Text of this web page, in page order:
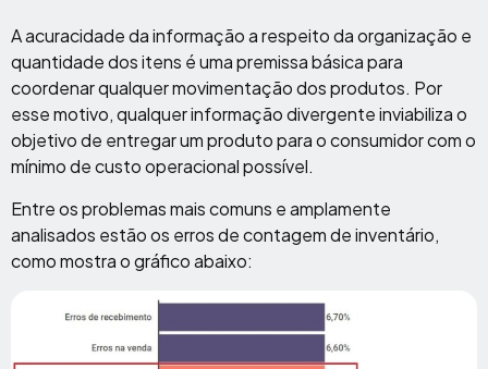
A acuracidade da informação a respeito da organização e
quantidade dos itens é uma premissa básica para
coordenar qualquer movimentação dos produtos. Por
esse motivo, qualquer informação divergente inviabiliza o
objetivo de entregar um produto para o consumidor com o
mínimo de custo operacional possível.
Entre os problemas mais comuns e amplamente
analisados estão os erros de contagem de inventário,
como mostra o gráfico abaixo: